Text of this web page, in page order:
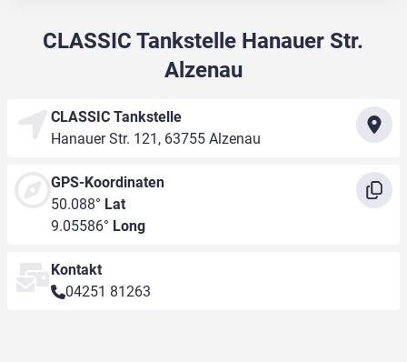
CLASSIC Tankstelle Hanauer Str.
Alzenau
CLASSIC Tankstelle
Hanauer Str. 121, 63755 Alzenau
GPS-Koordinaten
50.088° Lat
9.05586° Long
Kontakt
04251 81263